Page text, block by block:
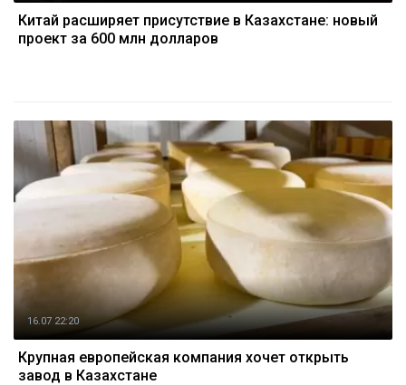
Китай расширяет присутствие в Казахстане: новый
проект за 600 млн долларов
16.07 22:20
Крупная европейская компания хочет открыть
завод в Казахстане